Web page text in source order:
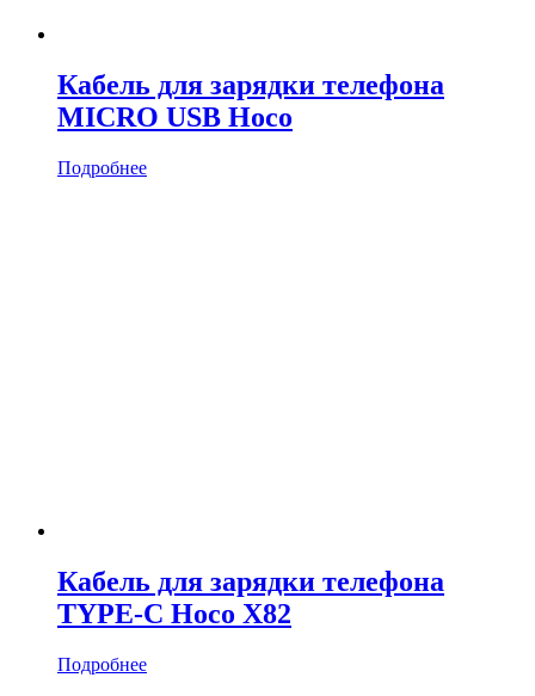
Кабель для зарядки телефона
MICRO USB Hoco
Подробнее
Кабель для зарядки телефона
TYPE-C Hoco X82
Подробнее